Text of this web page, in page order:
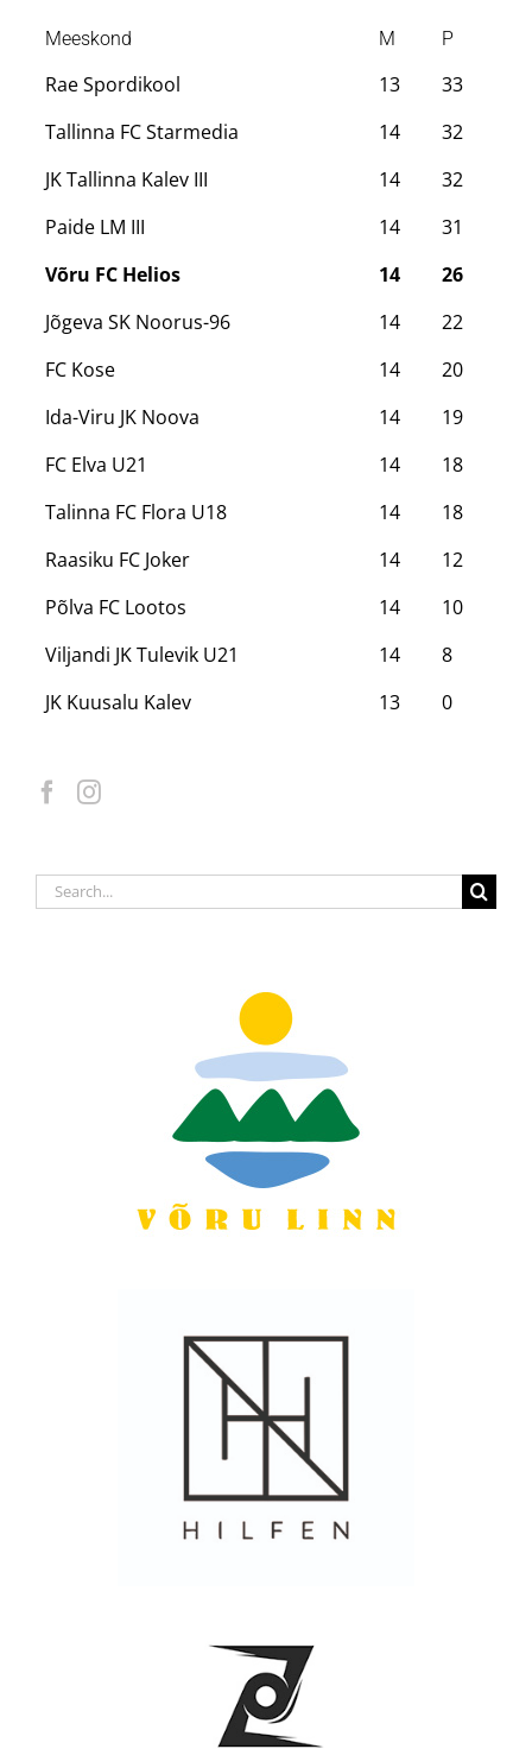
Meeskond M P
Rae Spordikool 13
33
Tallinna FC Starmedia
14
32
JK Tallinna Kalev III
14
32
Paide LM III
14
31
Võru FC Helios
14
26
Jõgeva SK Noorus-96
14
22
FC Kose
14
20
Ida-Viru JK Noova
14
19
FC Elva U21
14
18
Talinna FC Flora U18
14
18
Raasiku FC Joker
14
12
Põlva FC Lootos
14
10
Viljandi JK Tulevik U21
14
8
JK Kuusalu Kalev
13 0
Search
for: